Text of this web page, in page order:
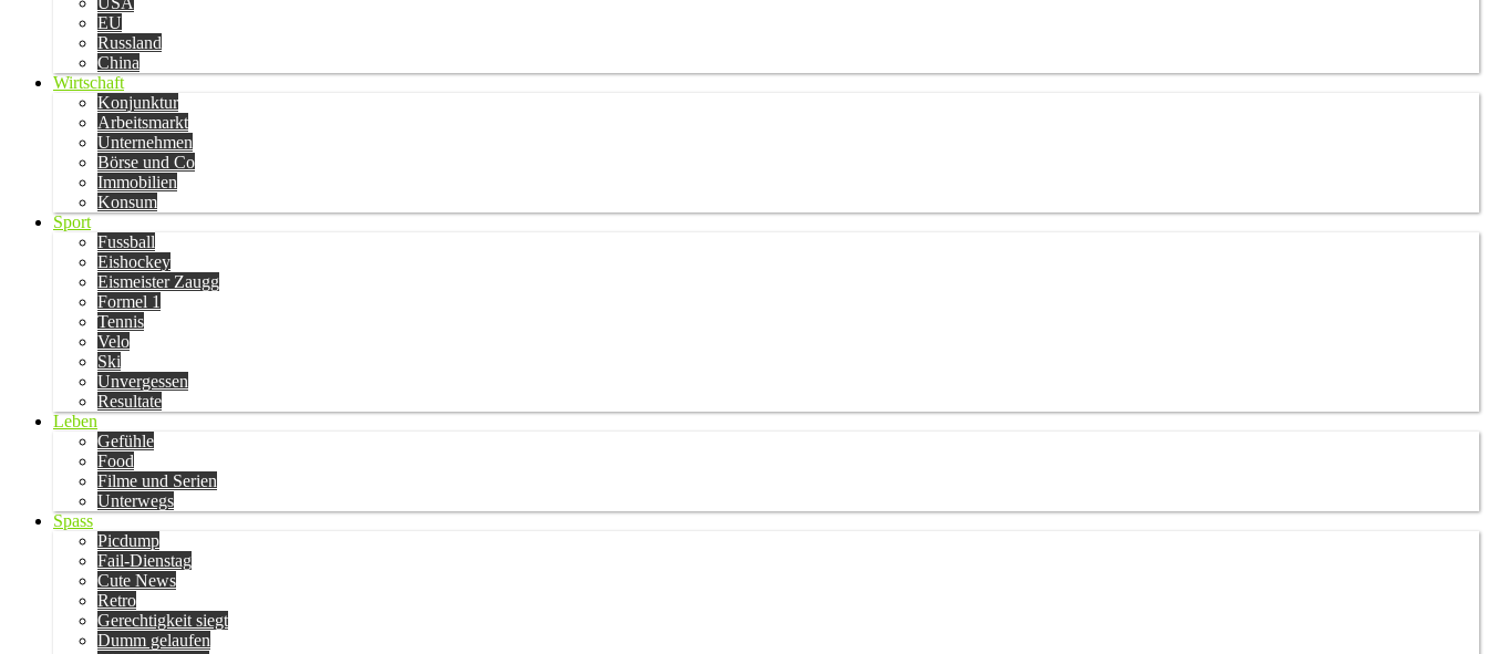
EU
Russland
China
Wirtschaft
Konjunktur
Arbeitsmarkt
Unternehmen
Börse und Co
Immobilien
Konsum
Sport
Fussball
Eishockey
Eismeister Zaugg
Formel 1
Tennis
Velo
Ski
Unvergessen
Resultate
Leben
Gefühle
Food
Filme und Serien
Unterwegs
Spass
Picdump
Fail-Dienstag
Cute News
Retro
Gerechtigkeit siegt
Dumm gelaufen